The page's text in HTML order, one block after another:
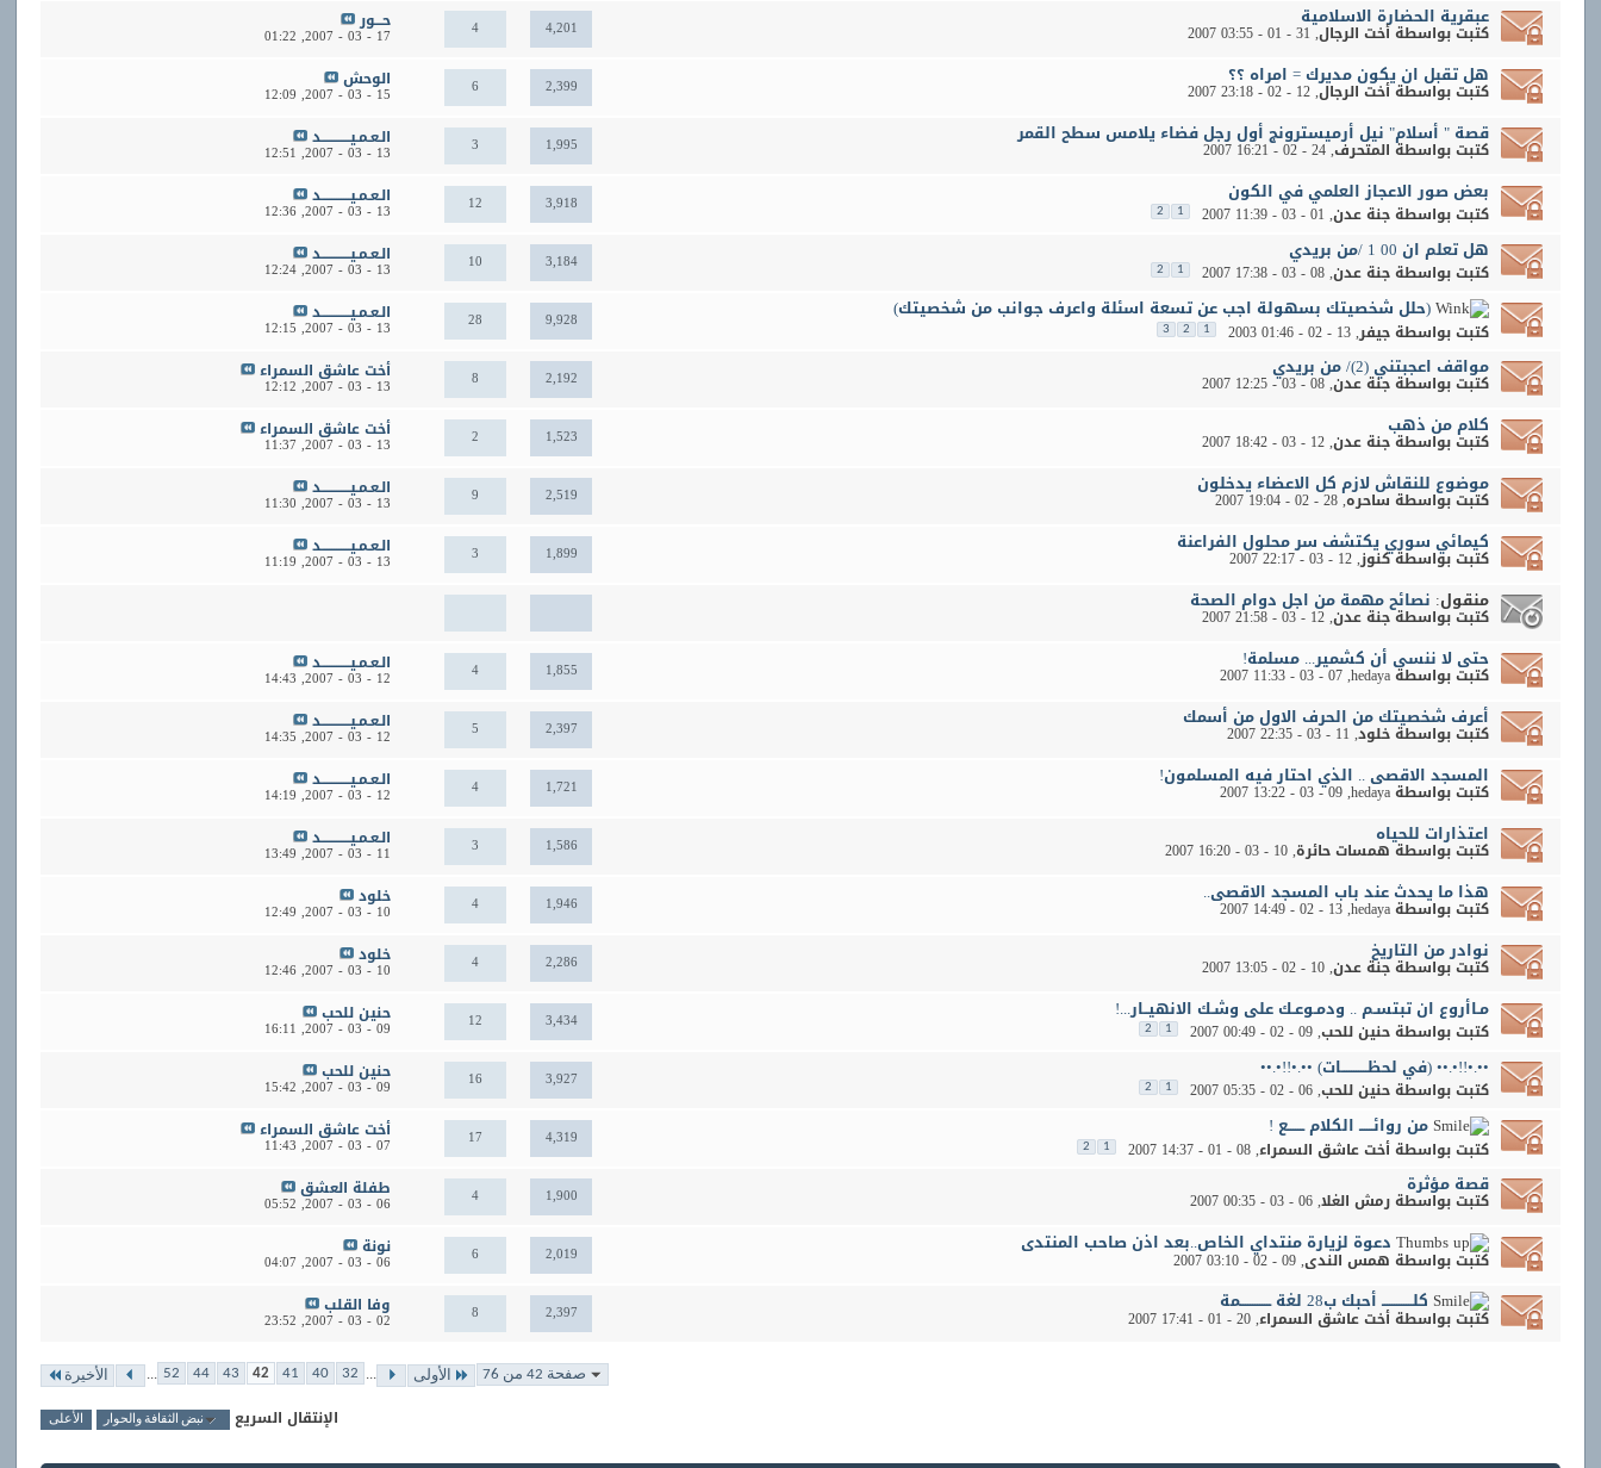
عبقرية الحضارة الاسلامية
كتبت بواسطةأخت الرجال‏, 31 - 01 - 2007 03:55
4 4,201 حـــور
17 - 03 - 2007,
01:22
هل تقبل ان يكون مديرك = امراه ؟؟
كتبت بواسطةأخت الرجال‏, 12 - 02 - 2007 23:18
6 2,399 الوحش
15 - 03 - 2007,
12:09
قصة " أسلام" نيل أرميسترونج أول رجل فضاء يلامس سطح القمر
كتبت بواسطة المتحرف‏, 24 - 02 - 2007 16:21
3 1,995 الـعـمـيــــــــــــد
13 - 03 - 2007,
12:51
بعض صور الاعجاز العلمي في الكون
كتبت بواسطةجنة عدن‏, 01 - 03 - 2007 11:39
1
2
12 3,918 الـعـمـيــــــــــــد
13 - 03 - 2007,
12:36
هل تعلم ان 00 1 /من بريدي
كتبت بواسطةجنة عدن‏, 08 - 03 - 2007 17:38
1
2
10 3,184 الـعـمـيــــــــــــد
13 - 03 - 2007,
12:24
(حلل شخصيتك بسهولة اجب عن تسعة اسئلة واعرف جوانب من شخصيتك)
كتبت بواسطةجيفر‏, 13 - 02 - 2003 01:46
1
2
3
28 9,928 الـعـمـيــــــــــــد
13 - 03 - 2007,
12:15
مواقف اعجبتني (2)/ من بريدي
كتبت بواسطةجنة عدن‏, 08 - 03 - 2007 12:25
8 2,192 أخت عاشق السمراء
13 - 03 - 2007,
12:12
كلام من ذهب
كتبت بواسطةجنة عدن‏, 12 - 03 - 2007 18:42
2 1,523 أخت عاشق السمراء
13 - 03 - 2007,
11:37
موضوع للنقاش لازم كل الاعضاء يدخلون
كتبت بواسطة ساحره‏, 28 - 02 - 2007 19:04
9 2,519 الـعـمـيــــــــــــد
13 - 03 - 2007,
11:30
کيمائي سوري يکتشف سر محلول الفراعنة
كتبت بواسطةكنوز‏, 12 - 03 - 2007 22:17
3 1,899 الـعـمـيــــــــــــد
13 - 03 - 2007,
11:19
منقول: نصائح مهمة من اجل دوام الصحة
كتبت بواسطةجنة عدن‏, 12 - 03 - 2007 21:58
حتى لا ننسى أن كشمير... مسلمة!
كتبت بواسطةhedaya
‏, 07 - 03 - 2007 11:33
4 1,855 الـعـمـيــــــــــــد
12 - 03 - 2007,
14:43
أعرف شخصيتك من الحرف الاول من أسمك
كتبت بواسطةخلود‏, 11 - 03 - 2007 22:35
5 2,397 الـعـمـيــــــــــــد
12 - 03 - 2007,
14:35
المسجد الاقصى .. الذي احتار فيه المسلمون!
كتبت بواسطةhedaya
‏, 09 - 03 - 2007 13:22
4 1,721 الـعـمـيــــــــــــد
12 - 03 - 2007,
14:19
اعتذارات للحياه
كتبت بواسطةهمسات حائرة‏, 10 - 03 - 2007 16:20
3 1,586 الـعـمـيــــــــــــد
11 - 03 - 2007,
13:49
هذا ما يحدث عند باب المسجد الاقصى..
كتبت بواسطةhedaya
‏, 13 - 02 - 2007 14:49
4 1,946 خلود
10 - 03 - 2007,
12:49
نوادر من التاريخ
كتبت بواسطةجنة عدن‏, 10 - 02 - 2007 13:05
4 2,286 خلود
10 - 03 - 2007,
12:46
مـاأروع ان تبتسـم .. ودمـوعـك على وشـك الانهيــار...!
كتبت بواسطةحنين للحب‏, 09 - 02 - 2007 00:49
1
2
12 3,434 حنين للحب
09 - 03 - 2007,
16:11
••.•!!•.•• (في لحظـــــــــــات) ••.•!!•.••
كتبت بواسطةحنين للحب‏, 06 - 02 - 2007 05:35
1
2
16 3,927 حنين للحب
09 - 03 - 2007,
15:42
من روائــــــ الكلام ـــــــع !
كتبت بواسطةأخت عاشق السمراء‏, 08 - 01 - 2007 14:37
1
2
17 4,319 أخت عاشق السمراء
07 - 03 - 2007,
11:43
قصة مؤثرة
كتبت بواسطةرمش الغلا‏, 06 - 03 - 2007 00:35
4 1,900 طفلة العشق
06 - 03 - 2007,
05:52
دعوة لزيارة منتداي الخاص..بعد اذن صاحب المنتدى
كتبت بواسطة همس الندى‏, 09 - 02 - 2007 03:10
6 2,019 نونة
06 - 03 - 2007,
04:07
كلـــــــــــــ أحبك ب28 لغة ـــــــــــــمة
كتبت بواسطةأخت عاشق السمراء‏, 20 - 01 - 2007 17:41
8 2,397 وفا القلب
02 - 03 - 2007,
23:52
صفحة 42 من 76 الأولى ...
32
40
41
42
43
44
52
... الأخيرة
الإنتقال السريع نبض الثقافة والحوار الأعلى